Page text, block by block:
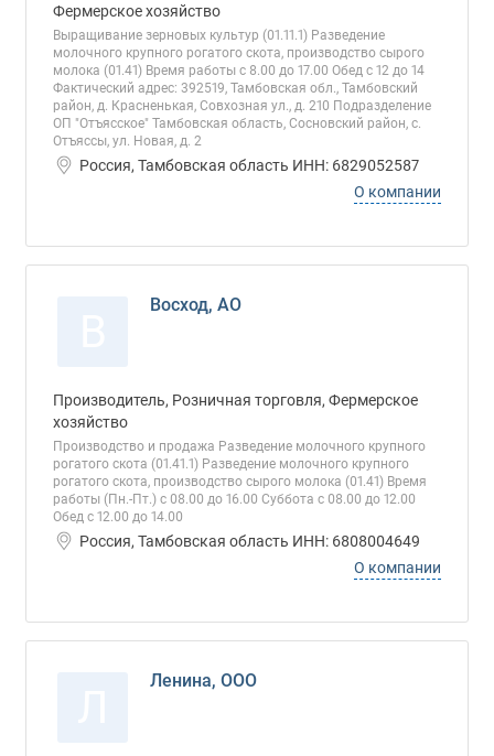
Фермерское хозяйство
Выращивание зерновых культур (01.11.1) Разведение
молочного крупного рогатого скота, производство сырого
молока (01.41) Время работы с 8.00 до 17.00 Обед с 12 до 14
Фактический адрес: 392519, Тамбовская обл., Тамбовский
район, д. Красненькая, Совхозная ул., д. 210 Подразделение
ОП "Отъясское" Тамбовская область, Сосновский район, с.
Отъяссы, ул. Новая, д. 2
Россия, Тамбовская область ИНН: 6829052587
О компании
Восход, АО
Производитель, Розничная торговля, Фермерское
хозяйство
Производство и продажа Разведение молочного крупного
рогатого скота (01.41.1) Разведение молочного крупного
рогатого скота, производство сырого молока (01.41) Время
работы (Пн.-Пт.) с 08.00 до 16.00 Суббота с 08.00 до 12.00
Обед с 12.00 до 14.00
Россия, Тамбовская область ИНН: 6808004649
О компании
Ленина, ООО